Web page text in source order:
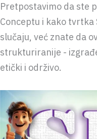
Pretpostavimo da ste
Conceptu i kako
slučaju, već znate da
strukturiranije -
etički i održivo.